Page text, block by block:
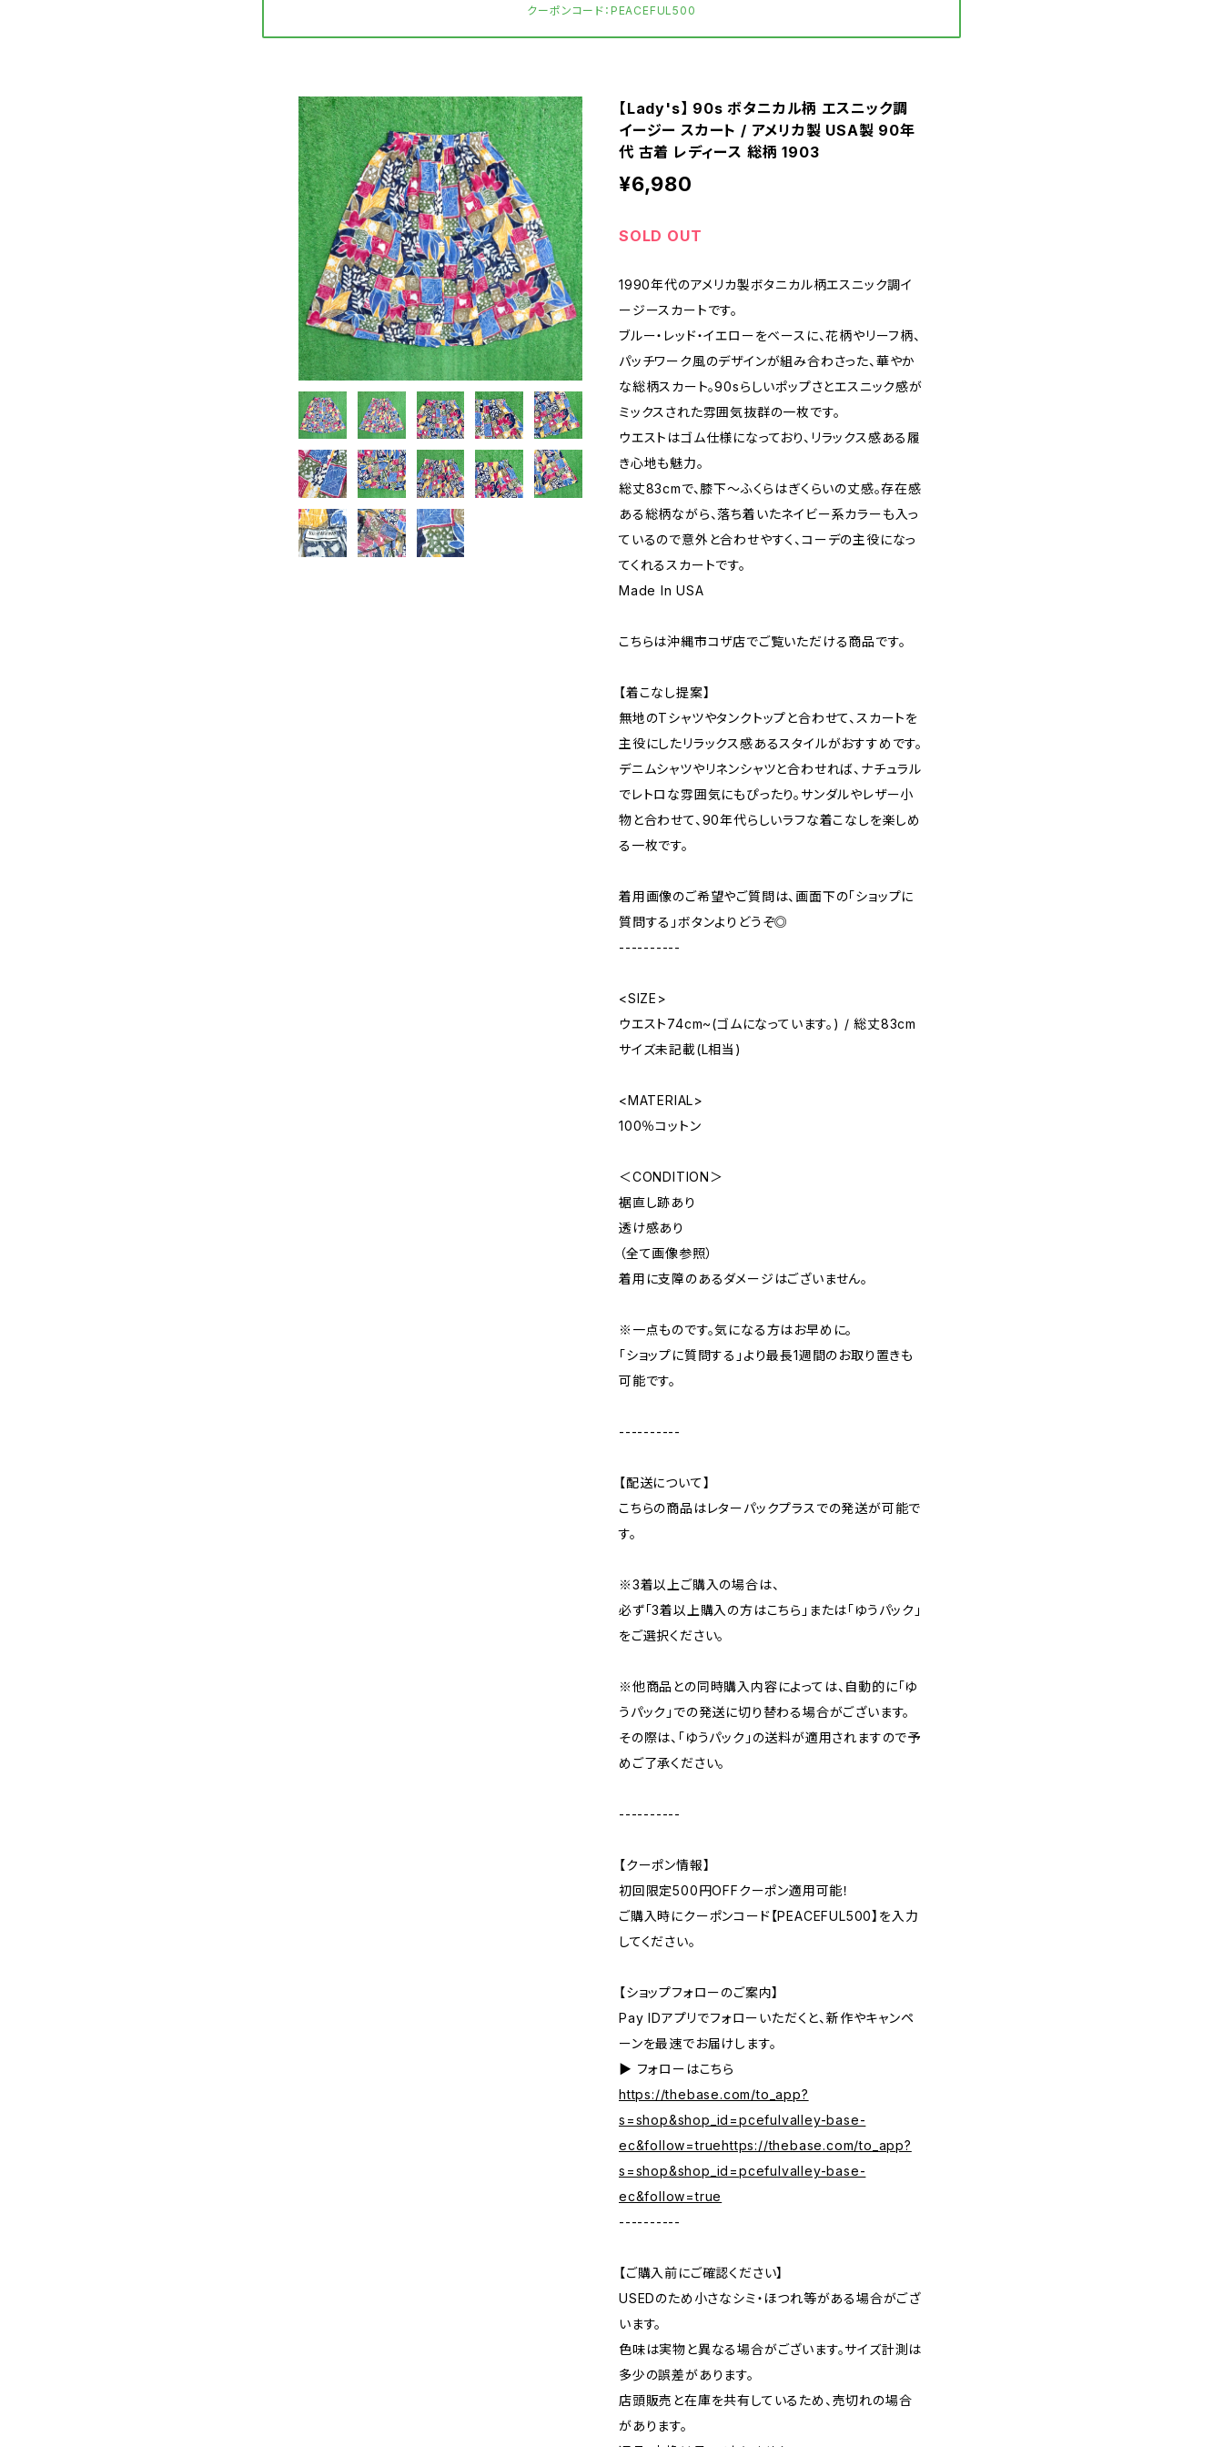
クーポンコード：PEACEFUL500
【Lady's】 90s ボタニカル柄 エスニック調
イージー スカート / アメリカ製 USA製 90年
代 古着 レディース 総柄 1903
¥6,980
SOLD OUT
1990年代のアメリカ製ボタニカル柄エスニック調イ
ージースカートです。
ブルー・レッド・イエローをベースに、花柄やリーフ柄、
パッチワーク風のデザインが組み合わさった、華やか
な総柄スカート。90sらしいポップさとエスニック感が
ミックスされた雰囲気抜群の一枚です。
ウエストはゴム仕様になっており、リラックス感ある履
き心地も魅力。
総丈83cmで、膝下〜ふくらはぎくらいの丈感。存在感
ある総柄ながら、落ち着いたネイビー系カラーも入っ
ているので意外と合わせやすく、コーデの主役になっ
てくれるスカートです。
Made In USA
こちらは沖縄市コザ店でご覧いただける商品です。
【着こなし提案】
無地のTシャツやタンクトップと合わせて、スカートを
主役にしたリラックス感あるスタイルがおすすめです。
デニムシャツやリネンシャツと合わせれば、ナチュラル
でレトロな雰囲気にもぴったり。サンダルやレザー小
物と合わせて、90年代らしいラフな着こなしを楽しめ
る一枚です。
着用画像のご希望やご質問は、画面下の「ショップに
質問する」ボタンよりどうぞ◎
----------
<SIZE>
ウエスト74cm~(ゴムになっています。) / 総丈83cm
サイズ未記載(L相当)
<MATERIAL>
100％コットン
＜CONDITION＞
裾直し跡あり
透け感あり
（全て画像参照）
着用に支障のあるダメージはございません。
※一点ものです。気になる方はお早めに。
「ショップに質問する」より最長1週間のお取り置きも
可能です。
----------
【配送について】
こちらの商品はレターパックプラスでの発送が可能で
す。
※3着以上ご購入の場合は、
必ず「3着以上購入の方はこちら」または「ゆうパック」
をご選択ください。
※他商品との同時購入内容によっては、自動的に「ゆ
うパック」での発送に切り替わる場合がございます。
その際は、「ゆうパック」の送料が適用されますので予
めご了承ください。
----------
【クーポン情報】
初回限定500円OFFクーポン適用可能！
ご購入時にクーポンコード【PEACEFUL500】を入力
してください。
【ショップフォローのご案内】
Pay IDアプリでフォローいただくと、新作やキャンペ
ーンを最速でお届けします。
▶︎ フォローはこちら
https://thebase.com/to_app?
s=shop&shop_id=pcefulvalley-base-
ec&follow=truehttps://thebase.com/to_app?
s=shop&shop_id=pcefulvalley-base-
ec&follow=true
----------
【ご購入前にご確認ください】
USEDのため小さなシミ・ほつれ等がある場合がござ
います。
色味は実物と異なる場合がございます。サイズ計測は
多少の誤差があります。
店頭販売と在庫を共有しているため、売切れの場合
があります。